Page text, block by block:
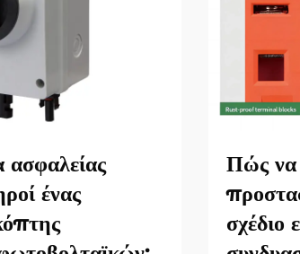
ένας
Πώς να
σχέδιο